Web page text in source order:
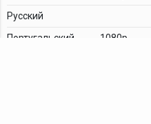
Русский
Португальский
1080p